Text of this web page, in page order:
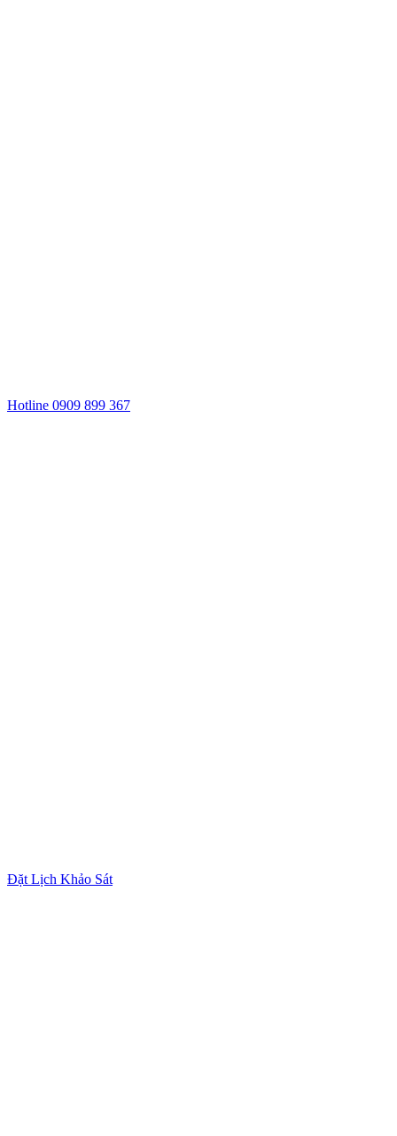
Hotline 0909 899 367
Đặt Lịch Khảo Sát